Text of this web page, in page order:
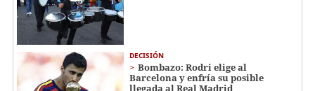
DECISIÓN
Bombazo: Rodri elige al
Barcelona y enfría su posible